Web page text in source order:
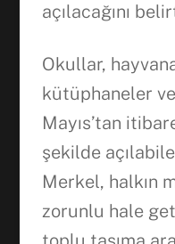
açılacağını
Okullar,
kütüphaneler
Mayıs’tan
şekilde
Merkel, halkın
zorunlu hale